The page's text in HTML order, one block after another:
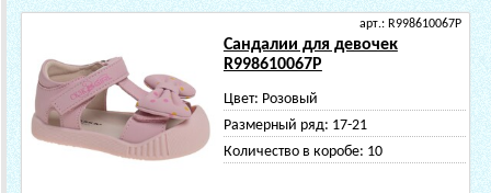
арт.: R998610067P
Сандалии для девочек
R998610067P
Цвет: Розовый
Размерный ряд: 17-21
Количество в коробе: 10